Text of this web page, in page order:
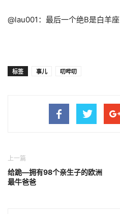
@lau001：最后一个绝B是白羊座
标签 事儿 叨哔叨
上一篇
给跪—拥有98个亲生子的欧洲
最牛爸爸